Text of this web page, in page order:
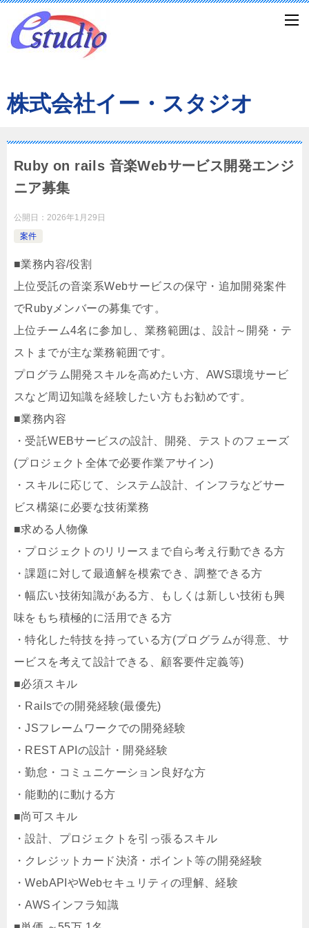
株式会社イー・スタジオ
Ruby on rails 音楽Webサービス開発エンジ
ニア募集
公開日： 2026年1月29日
案件
■業務内容/役割
上位受託の音楽系Webサービスの保守・追加開発案件
でRubyメンバーの募集です。
上位チーム4名に参加し、業務範囲は、設計～開発・テ
ストまでが主な業務範囲です。
プログラム開発スキルを高めたい方、AWS環境サービ
スなど周辺知識を経験したい方もお勧めです。
■業務内容
・受託WEBサービスの設計、開発、テストのフェーズ
(プロジェクト全体で必要作業アサイン)
・スキルに応じて、システム設計、インフラなどサー
ビス構築に必要な技術業務
■求める人物像
・プロジェクトのリリースまで自ら考え行動できる方
・課題に対して最適解を模索でき、調整できる方
・幅広い技術知識がある方、もしくは新しい技術も興
味をもち積極的に活用できる方
・特化した特技を持っている方(プログラムが得意、サ
ービスを考えて設計できる、顧客要件定義等)
■必須スキル
・Railsでの開発経験(最優先)
・JSフレームワークでの開発経験
・REST APIの設計・開発経験
・勤怠・コミュニケーション良好な方
・能動的に動ける方
■尚可スキル
・設計、プロジェクトを引っ張るスキル
・クレジットカード決済・ポイント等の開発経験
・WebAPIやWebセキュリティの理解、経験
・AWSインフラ知識